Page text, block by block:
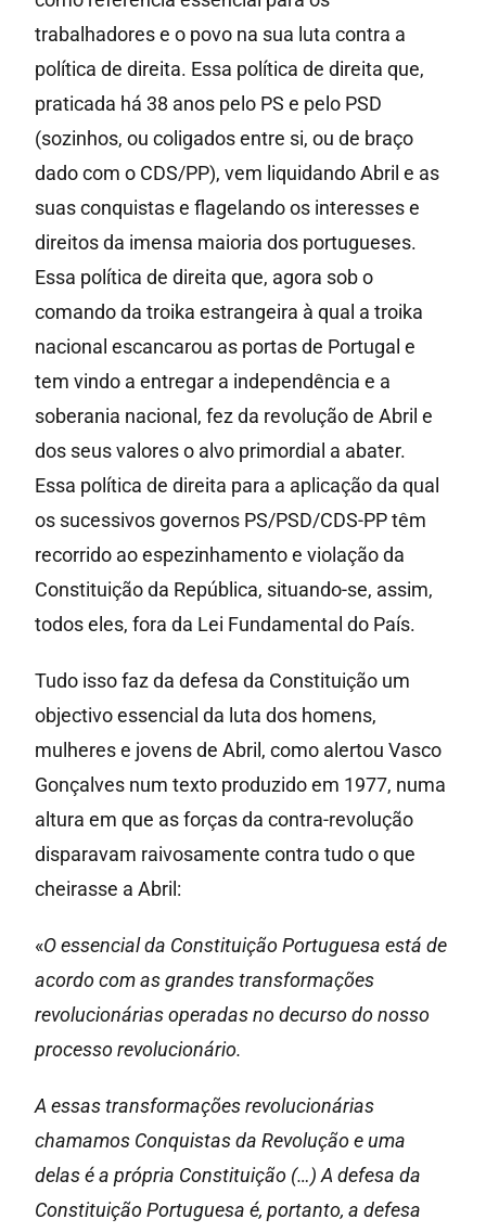
trabalhadores e o povo na sua luta contra a
política de direita. Essa política de direita que,
praticada há 38 anos pelo PS e pelo PSD
(sozinhos, ou coligados entre si, ou de braço
dado com o CDS/PP), vem liquidando Abril e as
suas conquistas e flagelando os interesses e
direitos da imensa maioria dos portugueses.
Essa política de direita que, agora sob o
comando da troika estrangeira à qual a troika
nacional escancarou as portas de Portugal e
tem vindo a entregar a independência e a
soberania nacional, fez da revolução de Abril e
dos seus valores o alvo primordial a abater.
Essa política de direita para a aplicação da qual
os sucessivos governos PS/PSD/CDS-PP têm
recorrido ao espezinhamento e violação da
Constituição da República, situando-se, assim,
todos eles, fora da Lei Fundamental do País.
Tudo isso faz da defesa da Constituição um
objectivo essencial da luta dos homens,
mulheres e jovens de Abril, como alertou Vasco
Gonçalves num texto produzido em 1977, numa
altura em que as forças da contra-revolução
disparavam raivosamente contra tudo o que
cheirasse a Abril:
«O essencial da Constituição Portuguesa está de
acordo com as grandes transformações
revolucionárias operadas no decurso do nosso
processo revolucionário.
A essas transformações revolucionárias
chamamos Conquistas da Revolução e uma
delas é a própria Constituição (…) A defesa da
Constituição Portuguesa é, portanto, a defesa